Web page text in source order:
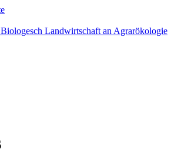
Landwirtschaft an Agrarökologie